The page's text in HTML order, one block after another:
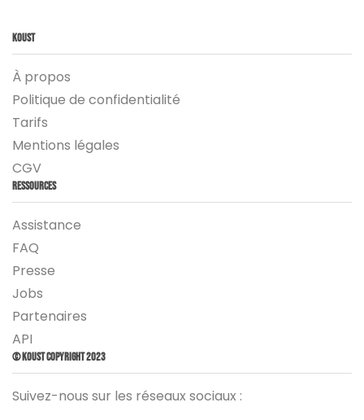
Koust
À propos
Politique de confidentialité
Tarifs
Mentions légales
CGV
Ressources
Assistance
FAQ
Presse
Jobs
Partenaires
API
© Koust Copyright 2023
Suivez-nous sur les réseaux sociaux :